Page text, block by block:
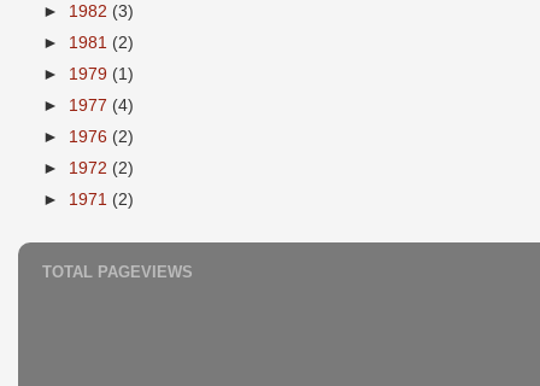
► 1982 (3)
► 1981 (2)
► 1979 (1)
► 1977 (4)
► 1976 (2)
► 1972 (2)
► 1971 (2)
TOTAL PAGEVIEWS